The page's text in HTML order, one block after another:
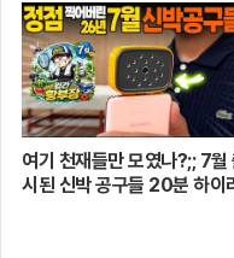
여기 천재들만 모였나?;; 7월
시된 신박 공구들 20분 하이